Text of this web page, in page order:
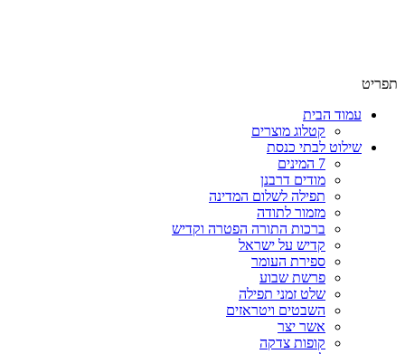
תפריט
עמוד הבית
קטלוג מוצרים
שילוט לבתי כנסת
7 המינים
מודים דרבנן
תפילה לשלום המדינה
מזמור לתודה
ברכות התורה הפטרה וקדיש
קדיש על ישראל
ספירת העומר
פרשת שבוע
שלט זמני תפילה
השבטים ויטראזים
אשר יצר
קופות צדקה